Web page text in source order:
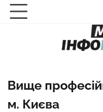
Перейти
Вище
м. Києва